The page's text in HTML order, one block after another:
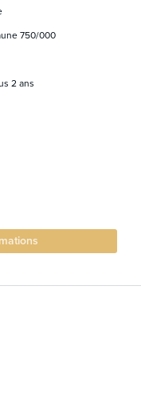
750/000
2 ans